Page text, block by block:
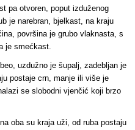
pa otvoren, poput izduženog
je narebran, bjelkast, na kraju
površina je grubo vlaknasta, s
je smećkast.
uzdužno je šupalj, zadebljan je
postaje crn, manje ili više je
se slobodni vjenčić koji brzo
oba su kraja uži, od ruba postaju